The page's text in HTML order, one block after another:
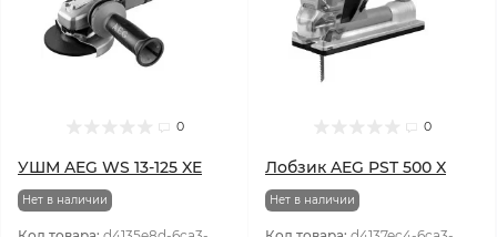
0
УШМ AEG WS 13-125 XE
Нет в наличии
0
Лобзик AEG PST 500 X
Нет в наличии